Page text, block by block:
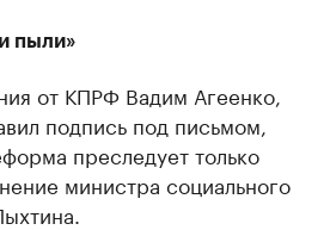
пыли»
от КПРФ Вадим Агеенко,
подпись под письмом,
преследует только
министра социального